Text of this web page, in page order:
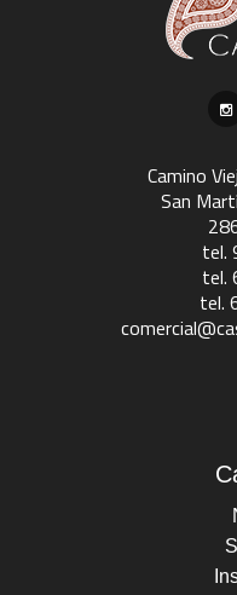
Camino
San
tel.
tel.
tel.